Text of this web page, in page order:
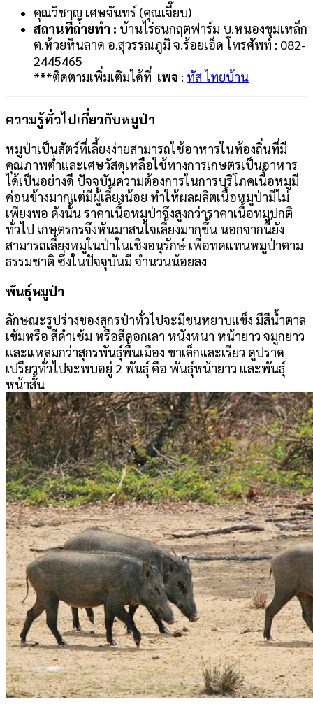
คุณวิชาญ เศษจันทร์ (คุณเจี๊ยบ)
สถานที่ถ่ายทำ : บ้านไร่ธนกฤตฟาร์ม บ.หนองขุมเหล็ก
ต.ห้วยหินลาด อ.สุวรรณภูมิ จ.ร้อยเอ็ด โทรศัพท์ : 082-
2445465
***ติดตามเพิ่มเติมได้ที่ ​​​​​​ เพจ : ทัส ไทยบ้าน
ความรู้ทั่วไปเกี่ยวกับหมูป่า
หมูป่าเป็นสัตว์ที่เลี้ยงง่ายสามารถใช้อาหารในท้องถิ่นที่มี
คุณภาพต่ำและเศษวัสดุเหลือใช้ทางการเกษตรเป็นอาหาร
ได้เป็นอย่างดี ปัจจุบันความต้องการในการบริโภคเนื้อหมูมี
ค่อนข้างมากแต่มีผู้เลี้ยงน้อย ทำให้ผลผลิตเนื้อหมูป่ามีไม่
เพียงพอ ดังนั้น ราคาเนื้อหมูป่าจึงสูงกว่าราคาเนื้อทมูปกติ
ทั่วไป เกษตรกรจึงหันมาสนใจเลี้ยงมากขึ้น นอกจากนี้ยัง
สามารถเลี้ยงหมูในป่าในเชิงอนุรักษ์ เพื่อทดแทนหมูป่าตาม
ธรรมชาติ ซึ่งในปัจจุบันมี จำนวนน้อยลง
พันธุ์หมูป่า
ลักษณะรูปร่างของสุกรป่าทั่วไปจะมีขนหยาบแข็ง มีสีน้ำตาล
เข้มหรือ สีดำเช้ม หรือสีดอกเลา หนังหนา หน้ายาว จมูกยาว
และแหลมกว่าสุกรพันธุ์พื้นเมือง ขาเล็กและเรียว ดูปราด
เปรียวทั่วไปจะพบอยู่ 2 พันธุ์ คือ พันธุ์หน้ายาว และพันธุ์
หน้าสั้น